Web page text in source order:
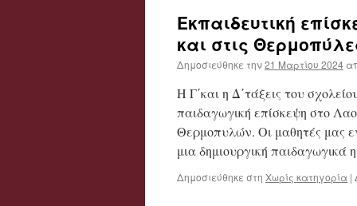
Εκπαιδευτική
και στις
Δημοσιεύθηκε την21 Μαρτίου 2024
Η Γ΄και η Δ΄τάξεις του
παιδαγωγική επίσκεψη στο
Θερμοπυλών. Οι μαθητές μας
μια δημιουργική παιδαγωγικά
Δημοσιεύθηκε στη Χωρίς κατηγορία |